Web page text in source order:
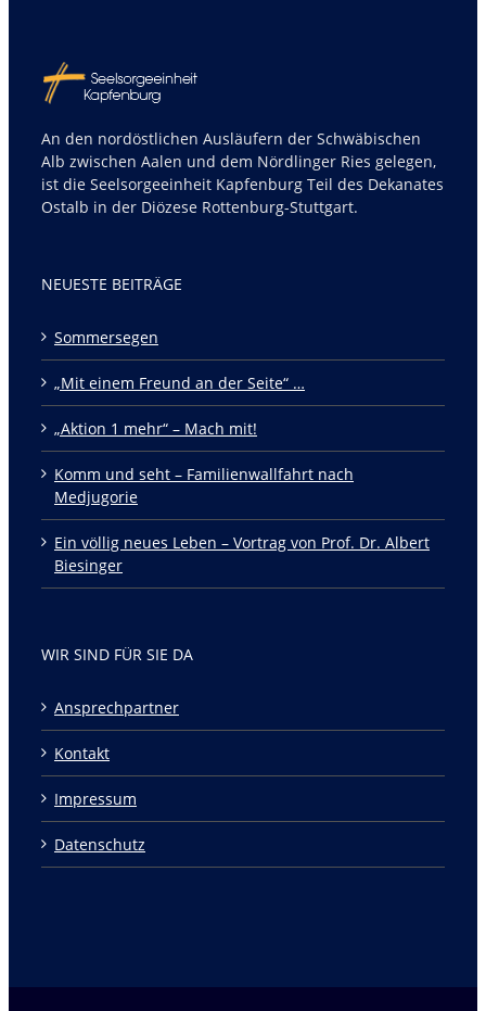
An den nordöstlichen Ausläufern der Schwäbischen
Alb zwischen Aalen und dem Nördlinger Ries gelegen,
ist die Seelsorgeeinheit Kapfenburg Teil des Dekanates
Ostalb in der Diözese Rottenburg-Stuttgart.
NEUESTE BEITRÄGE
Sommersegen
„Mit einem Freund an der Seite“ …
„Aktion 1 mehr“ – Mach mit!
Komm und seht – Familienwallfahrt nach
Medjugorie
Ein völlig neues Leben – Vortrag von Prof. Dr. Albert
Biesinger
WIR SIND FÜR SIE DA
Ansprechpartner
Kontakt
Impressum
Datenschutz